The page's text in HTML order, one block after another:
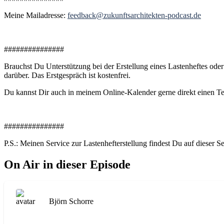
Meine Mailadresse: feedback@zukunftsarchitekten-podcast.de
###############
Brauchst Du Unterstützung bei der Erstellung eines Lastenheftes
darüber. Das Erstgespräch ist kostenfrei.
Du kannst Dir auch in meinem Online-Kalender gerne direkt einen
###############
P.S.: Meinen Service zur Lastenhefterstellung findest Du auf dieser
On Air in dieser Episode
Björn Schorre